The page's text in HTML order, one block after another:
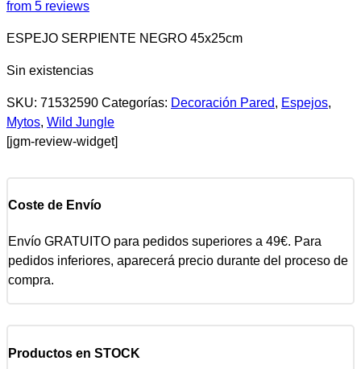
from 5 reviews
ESPEJO SERPIENTE NEGRO 45x25cm
Sin existencias
SKU: 71532590 Categorías: Decoración Pared, Espejos,
Mytos, Wild Jungle
[jgm-review-widget]
Coste de Envío
Envío GRATUITO para pedidos superiores a 49€. Para
pedidos inferiores, aparecerá precio durante del proceso de
compra.
Productos en STOCK